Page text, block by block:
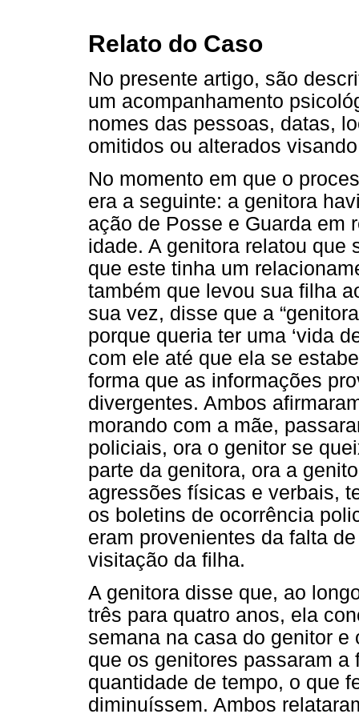
Relato do Caso
No presente artigo, são
um acompanhamento
nomes das pessoas, datas,
omitidos ou alterados
No momento em que o
era a seguinte: a genitora
ação de Posse e Guarda em
idade. A genitora relatou que
que este tinha um
também que levou sua filha
sua vez, disse que a
porque queria ter uma ‘vida
com ele até que ela se
forma que as informações
divergentes. Ambos
morando com a mãe,
policiais, ora o genitor se
parte da genitora, ora a
agressões físicas e verbais,
os boletins de ocorrência
eram provenientes da falta
visitação da filha.
A genitora disse que, ao
três para quatro anos, ela
semana na casa do genitor
que os genitores passaram
quantidade de tempo, o que
diminuíssem. Ambos